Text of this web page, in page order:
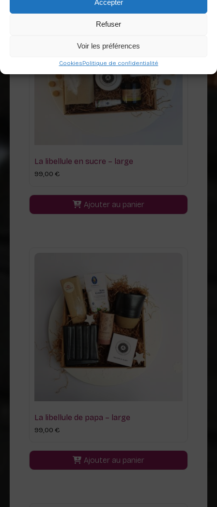
Accepter
Refuser
Voir les préférences
CookiesPolitique de confidentialité
La libellule en sucre – large
99,00 €
Ajouter au panier
La libellule de papa – large
99,00 €
Ajouter au panier